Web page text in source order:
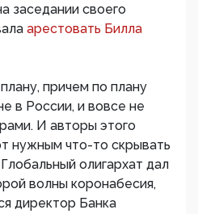
заседании своего
арестовать Билла
причем по плану
в России, и вовсе не
И авторы этого
нужным что-то скрывать
олигархат дал
волны коронабесия,
директор Банка